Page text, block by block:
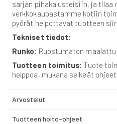
sarjan pihakalusteisiin, ja tilaa
verkkokaupastamme kotiin
pyörät helpottavat tuotteen
Tekniset tiedot:
Runko: Ruostumaton
Tuotteen toimitus: Tuote
helppoa, mukana selkeät
Arvostelut
Tuotteen hoito-ohjeet